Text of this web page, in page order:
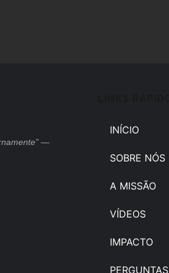
—
INÍCIO
SOBRE NÓS
A MISSÃO
VÍDEOS
IMPACTO
PERGUNTAS